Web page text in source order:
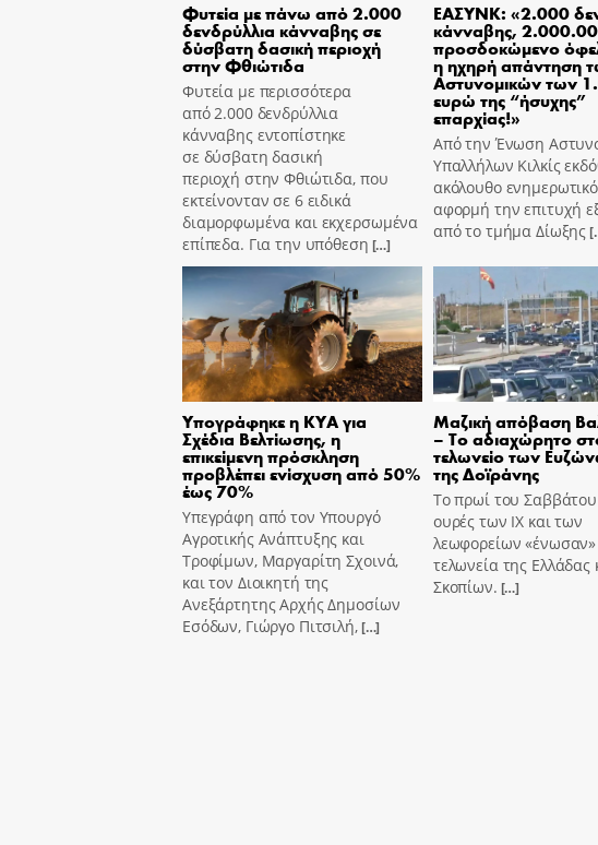
Φυτεία με πάνω από 2.000
δενδρύλλια κάνναβης σε
δύσβατη δασική περιοχή
στην Φθιώτιδα
Φυτεία με περισσότερα
από 2.000 δενδρύλλια
κάνναβης εντοπίστηκε
σε δύσβατη δασική
περιοχή στην Φθιώτιδα, που
εκτείνονταν σε 6 ειδικά
διαμορφωμένα και εκχερσωμένα
επίπεδα. Για την υπόθεση […]
ΕΑΣΥΝΚ: «2.000
κάνναβης,
προσδοκώμενο
η ηχηρή απάντηση
Αστυνομικών των
ευρώ της “ήσυχης”
επαρχίας!»
Από την Ένωση
Υπαλλήλων Κιλκίς
ακόλουθο
αφορμή την επιτυχή
από το τμήμα Δίωξης
Υπογράφηκε η ΚΥΑ για
Σχέδια Βελτίωσης, η
επικείμενη πρόσκληση
προβλέπει ενίσχυση από 50%
έως 70%
Υπεγράφη από τον Υπουργό
Αγροτικής Ανάπτυξης και
Τροφίμων, Μαργαρίτη Σχοινά,
και τον Διοικητή της
Ανεξάρτητης Αρχής Δημοσίων
Εσόδων, Γιώργο Πιτσιλή,[…]
Μαζική απόβαση
– Το αδιαχώρητο
τελωνείο των
της Δοϊράνης
Το πρωί του Σαββάτου
ουρές των ΙΧ και των
λεωφορείων
τελωνεία της Ελλάδας
Σκοπίων. […]